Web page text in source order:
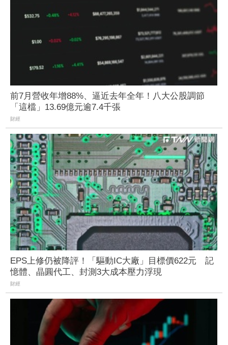
前7月營收年增88%、逼近去年全年！八大公股調節
「這檔」13.69億元逾7.4千張
財經
EPS上修仍被降評！「驅動IC大廠」目標價622元 記
憶體、晶圓代工、封測3大成本壓力浮現
財經